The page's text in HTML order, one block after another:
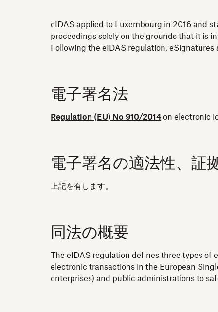
eIDAS applied to Luxembourg in 2016 and
proceedings solely on the grounds that it is
Following the eIDAS regulation,
電子署名法
Regulation (EU) No 910/2014 on electronic
電子署名の適法性、証
上記を有します。
同法の概要
The eIDAS regulation defines three types
electronic transactions in the European
enterprises) and public administrations to